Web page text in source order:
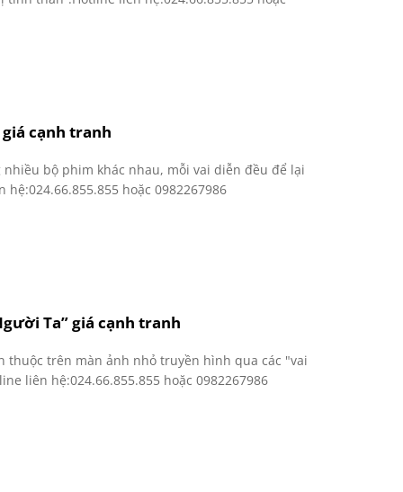
cạnh tranh
bộ phim khác nhau, mỗi vai diễn đều để lại
hoặc 0982267986
Ta” giá cạnh tranh
thuộc trên màn ảnh nhỏ truyền hình qua các "vai
liên hệ:024.66.855.855 hoặc 0982267986